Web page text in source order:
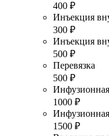
400 ₽
Инъекция
300 ₽
Инъекция
500 ₽
Перевязка
500 ₽
Инфузионная
1000 ₽
Инфузионная
1500 ₽